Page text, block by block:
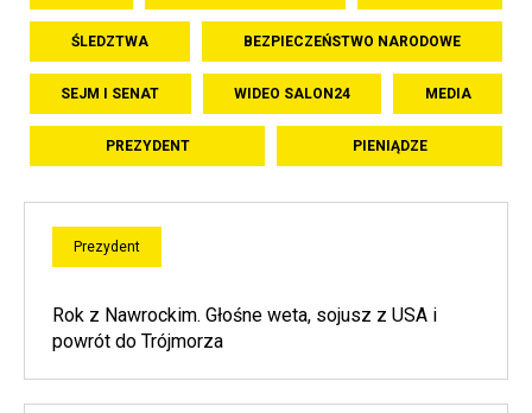
ŚLEDZTWA BEZPIECZEŃSTWO NARODOWE
SEJM I SENAT WIDEO SALON24 MEDIA
PREZYDENT PIENIĄDZE
Prezydent
Rok z Nawrockim. Głośne weta, sojusz z USA i
powrót do Trójmorza